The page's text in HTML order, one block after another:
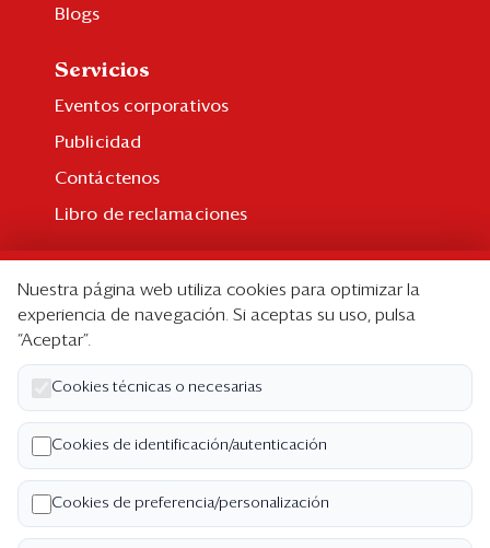
Blogs
Servicios
Eventos corporativos
Publicidad
Contáctenos
Libro de reclamaciones
Suscripción individual
Paquetes corporativos
Edición Impresa
Nosotros
Quiénes somos
Código de ética
Términos y Condiciones
Nuestra página web utiliza cookies para optimizar la
experiencia de navegación. Si aceptas su uso, pulsa
“Aceptar”.
Cookies técnicas o necesarias
Cookies de identificación/autenticación
Cookies de preferencia/personalización